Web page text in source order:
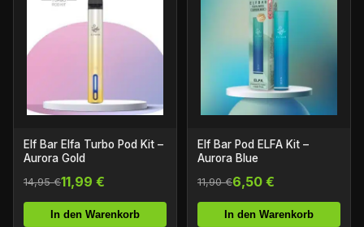
Elf Bar Elfa Turbo Pod Kit –
Aurora Gold
14,95 €11,99 €
In den Warenkorb
Elf Bar Pod ELFA Kit –
Aurora Blue
11,90 €6,50 €
In den Warenkorb